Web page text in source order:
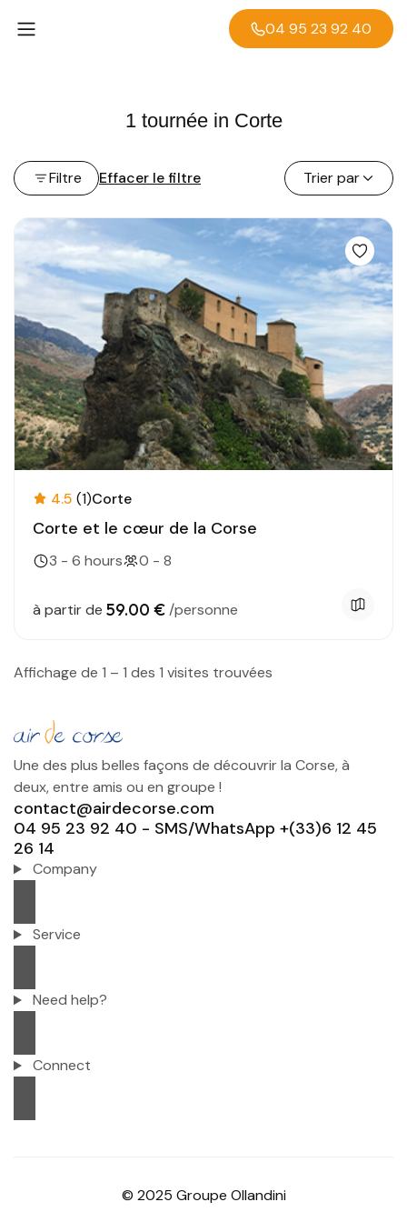
04 95 23 92 40
1 tournée in Corte
Filtre Effacer le filtre Trier par
4.5 (1)Corte
Corte et le cœur de la Corse
3 - 6 hours 0 - 8
à partir de 59.00 €/personne
Affichage de 1 – 1 des 1 visites trouvées
Une des plus belles façons de découvrir la Corse, à
deux, entre amis ou en groupe !
contact@airdecorse.com
04 95 23 92 40 - SMS/WhatsApp +(33)6 12 45
26 14
Company
Service
Need help?
Connect
© 2025 Groupe Ollandini